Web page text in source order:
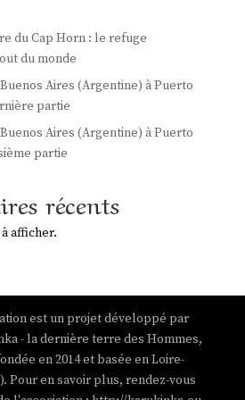
du Cap Horn : le refuge
du monde
Aires (Argentine) à Puerto
partie
Aires (Argentine) à Puerto
partie
récents
afficher.
est un projet développé par
- la dernière terre des Hommes,
en 2014 et basée en Loire-
Pour en savoir plus, rendez-vous